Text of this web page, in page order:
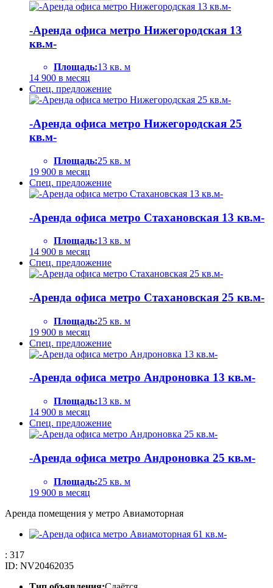
-Аренда офиса метро Нижегородская 13
кв.м-
Площадь:13 кв. м
14 900 в месяц
Спец. предложение
-Аренда офиса метро Нижегородская 25
кв.м-
Площадь:25 кв. м
19 900 в месяц
Спец. предложение
-Аренда офиса метро Стахановская 13 кв.м-
Площадь:13 кв. м
14 900 в месяц
Спец. предложение
-Аренда офиса метро Стахановская 25 кв.м-
Площадь:25 кв. м
19 900 в месяц
Спец. предложение
-Аренда офиса метро Андроновка 13 кв.м-
Площадь:13 кв. м
14 900 в месяц
Спец. предложение
-Аренда офиса метро Андроновка 25 кв.м-
Площадь:25 кв. м
19 900 в месяц
Аренда помещения у метро Авиамоторная
: 317
ID: NV20462035